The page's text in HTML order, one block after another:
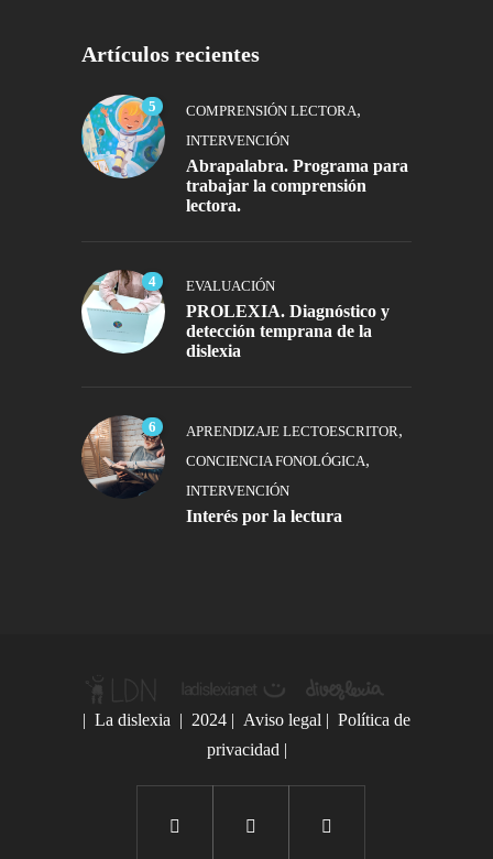
Artículos recientes
5 COMPRENSIÓN LECTORA,
INTERVENCIÓN
Abrapalabra. Programa para
trabajar la comprensión
lectora.
4 EVALUACIÓN
PROLEXIA. Diagnóstico y
detección temprana de la
dislexia
6 APRENDIZAJE LECTOESCRITOR,
CONCIENCIA FONOLÓGICA,
INTERVENCIÓN
Interés por la lectura
| La dislexia | 2024 | Aviso legal | Política de
privacidad |